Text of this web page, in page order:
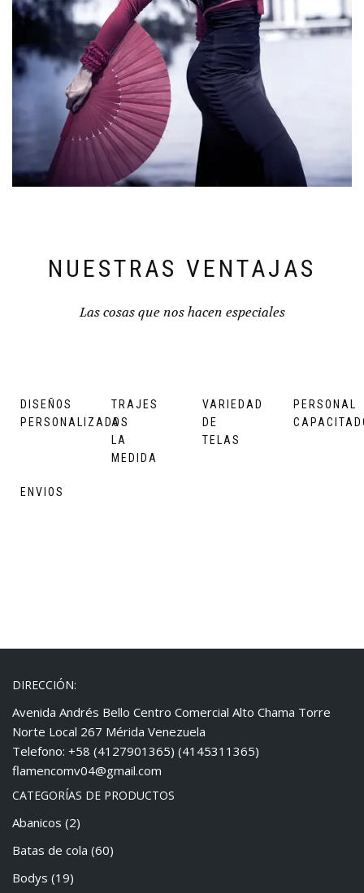
NUESTRAS VENTAJAS
Las cosas que nos hacen especiales
DISEÑOS
PERSONALIZADOS
TRAJES
A
LA
MEDIDA
VARIEDAD
DE
TELAS
PERSONAL
ENVIOS
DIRECCIÓN:
Avenida Andrés Bello Centro Comercial Alto Chama Torre
Norte Local 267 Mérida Venezuela
Telefono: +58 (4127901365) (4145311365)
flamencomv04@gmail.com
CATEGORÍAS DE PRODUCTOS
Abanicos (2)
Batas de cola (60)
Bodys (19)